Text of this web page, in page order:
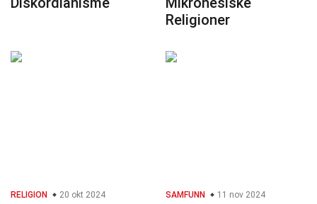
Religioner
RELIGION 20 okt 2024 SAMFUNN 11 nov 2024